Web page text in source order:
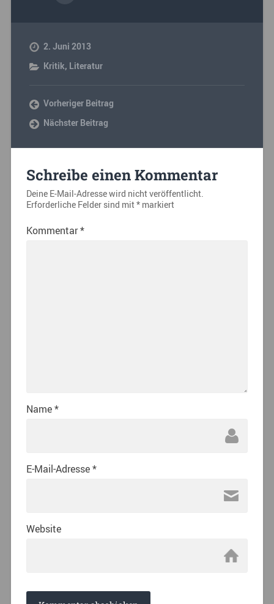
2. Juni 2013
Kritik, Literatur
Vorheriger Beitrag
Nächster Beitrag
Schreibe einen Kommentar
Deine E-Mail-Adresse wird nicht veröffentlicht.
Erforderliche Felder sind mit*markiert
Kommentar*
Name*
E-Mail-Adresse*
Website